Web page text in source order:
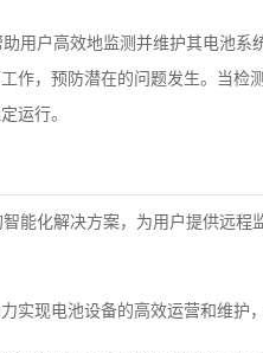
用户高效地监测并维护其电池系
作，预防潜在的问题发生。当检
运行。
能化解决方案，为用户提供远程
实现电池设备的高效运营和维护